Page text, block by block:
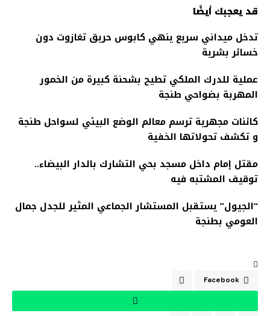
قد يعجبك أيضًا
تدخل ميداني سريع ينهي كابوس حريق تغازوت دون
خسائر بشرية
عملية للدرك الملكي تطيح بشحنة كبيرة من الخمور
المهربة بضواحي طنجة
كائنات مجهرية ترسم معالم الوضع البيئي لسواحل طنجة
و تكشف تحولاتها الخفية
مقتل إمام داخل مسجد بحي التشارك بالدار البيضاء..
توقيف المشتبه فيه
“الجيول” يستقبل المستشار الجماعي المثير للجدل جمال
العومي بطنجة
Facebook